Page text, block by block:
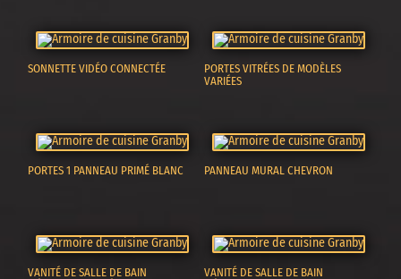
SONNETTE VIDÉO CONNECTÉE
PORTES VITRÉES DE MODÈLES
VARIÉES
PORTES 1 PANNEAU PRIMÉ BLANC PANNEAU MURAL CHEVRON
VANITÉ DE SALLE DE BAIN
VANITÉ DE SALLE DE BAIN